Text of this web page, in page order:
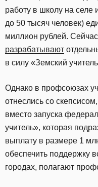
работу в школу на селе
до 50 тысяч человек)
миллион рублей.
разрабатывают
в силу «Земский
Однако в профсоюзах
отнеслись со скепсисом,
вместо запуска
учитель», которая
выплату в размере 1
обеспечить поддержку
городах, полагают